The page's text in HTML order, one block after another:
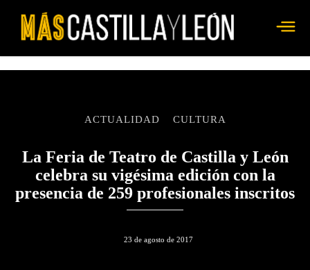
ACTUALIDAD CULTURA
La Feria de Teatro de Castilla y León
celebra su vigésima edición con la
presencia de 259 profesionales inscritos
23 de agosto de 2017